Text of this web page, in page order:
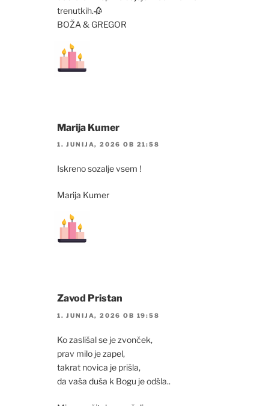
trenutkih.🥀
BOŽA & GREGOR
Marija Kumer
1. JUNIJA, 2026 OB 21:58
Iskreno sozalje vsem !
Marija Kumer
Zavod Pristan
1. JUNIJA, 2026 OB 19:58
Ko zaslišal se je zvonček,
prav milo je zapel,
takrat novica je prišla,
da vaša duša k Bogu je odšla..